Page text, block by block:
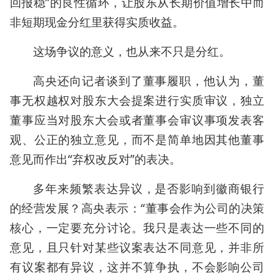
非短期现金分红里获得实质收益。
这场争议的意义，也从来不只是分红。
高央还向记者谈到了董事履职，他认为，董
事无权越权对股东大会提案进行实质审议，独立
董事应当对股东大会或者董事会审议事项发表客
观、公正的独立意见，而不是简单地因其他董事
意见而作出“弃权改反对”的表决。
多年来频繁表达异议，是否影响到徽商银行
的经营发展？高央表示：“董事会作为公司的决策
核心，一定要充分讨论。我只是表达一些不同的
意见，且只针对某些议案表达不同意见，并非所
有议案都有异议，这并不算争执，不会影响公司